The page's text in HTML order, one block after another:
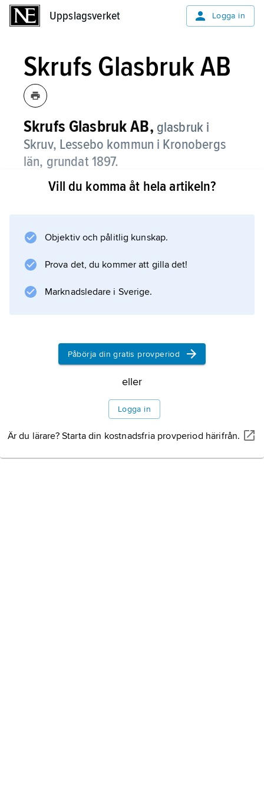
Uppslagsverket Logga in
Skrufs Glasbruk AB
Skrufs Glasbruk AB, glasbruk i
Skruv, Lessebo kommun i Kronobergs
län, grundat 1897.
Produktionen har inriktats på finare handgjort
Vill du komma åt hela artikeln?
Objektiv och pålitlig kunskap.
Prova det, du kommer att gilla det!
Marknadsledare i Sverige.
Påbörja din gratis provperiod
eller
Logga in
Är du lärare? Starta din kostnadsfria provperiod härifrån.